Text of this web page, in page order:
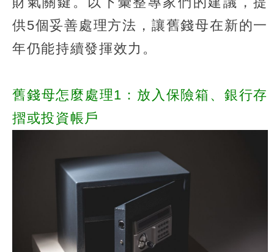
供5個妥善處理方法，讓舊錢母在新的一
年仍能持續發揮效力。
舊錢母怎麼處理1：放入保險箱、銀行存
摺或投資帳戶